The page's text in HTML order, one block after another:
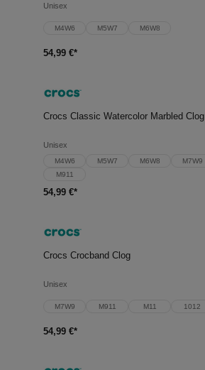
Unisex
M4W6 M5W7 M6W8
54,99 €*
Crocs Classic Watercolor Marbled Clog
Unisex
M4W6 M5W7 M6W8
M7W9
M911
54,99 €*
Crocs Crocband Clog
Unisex
M7W9 M911 M11 1012
54,99 €*